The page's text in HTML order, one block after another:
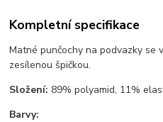
Kompletní specifikace
Matné punčochy na podvazky se
zesílenou špičkou.
Složení: 89% polyamid, 11%
Barvy: